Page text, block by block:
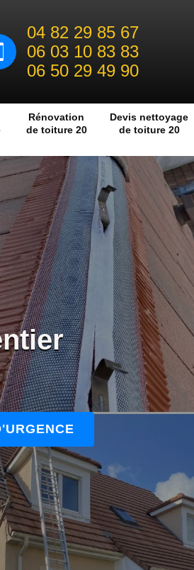
04 82 29 85 67
06 03 10 83 83
06 50 29 49 90
Rénovation
de toiture 20
Devis nettoyage
de toiture 20